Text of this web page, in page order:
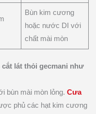
Bùn kim cương
hoặc nước DI với
chất mài mòn
lát thỏi gecmani như
bùn mài mòn lỏng. Cưa
phủ các hạt kim cương